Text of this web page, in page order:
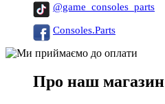
@game_consoles_parts
Consoles.Parts
Про наш магазин